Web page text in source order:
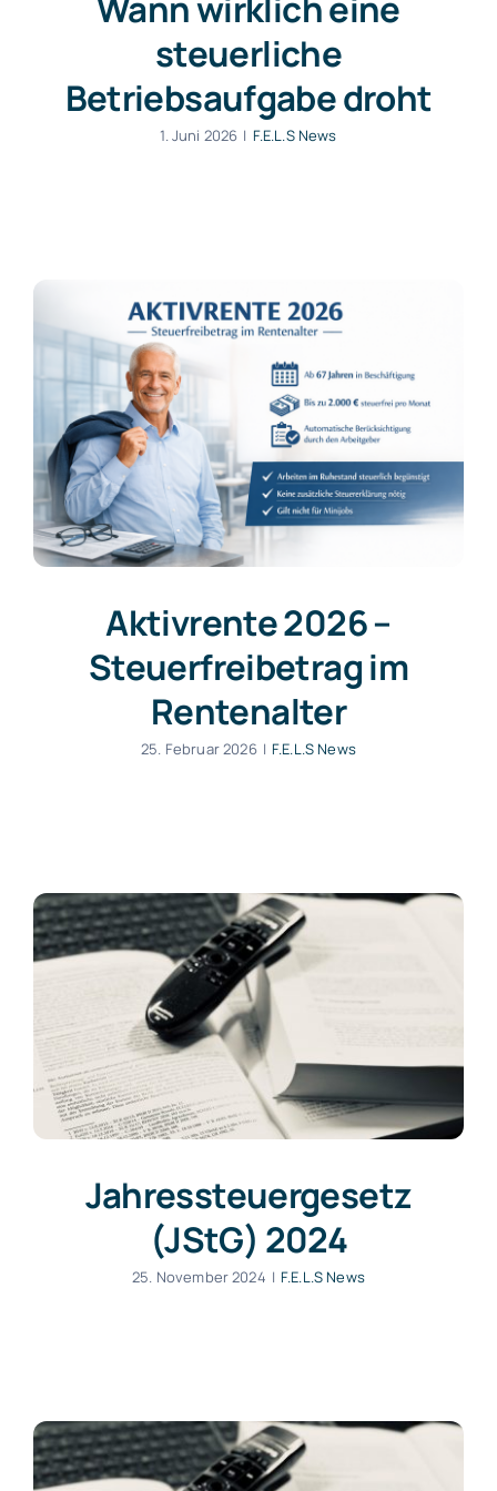
Wann wirklich eine
steuerliche
Betriebsaufgabe droht
1. Juni 2026 | F.E.L.S News
Aktivrente 2026 –
Steuerfreibetrag im
Rentenalter
25. Februar 2026 | F.E.L.S News
Jahressteuergesetz
(JStG) 2024
25. November 2024 | F.E.L.S News